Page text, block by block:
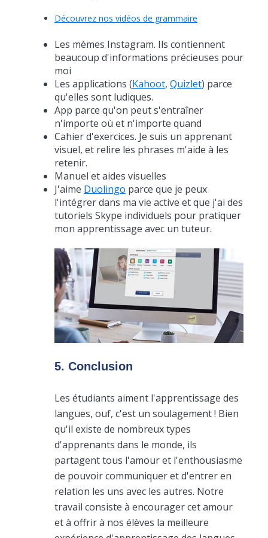
Découvrez nos vidéos de grammaire
Les mèmes Instagram. Ils contiennent
beaucoup d'informations précieuses pour
moi
Les applications (Kahoot, Quizlet) parce
qu'elles sont ludiques.
App parce qu'on peut s'entraîner
n'importe où et n'importe quand
Cahier d'exercices. Je suis un apprenant
visuel, et relire les phrases m'aide à les
retenir.
Manuel et aides visuelles
J'aime Duolingo parce que je peux
l'intégrer dans ma vie active et que j'ai des
tutoriels Skype individuels pour pratiquer
mon apprentissage avec un tuteur.
5. Conclusion
Les étudiants aiment l'apprentissage des
langues, ouf, c'est un soulagement ! Bien
qu'il existe de nombreux types
d'apprenants dans le monde, ils
partagent tous l'amour et l'enthousiasme
de pouvoir communiquer et d'entrer en
relation les uns avec les autres. Notre
travail consiste à encourager cet amour
et à offrir à nos élèves la meilleure